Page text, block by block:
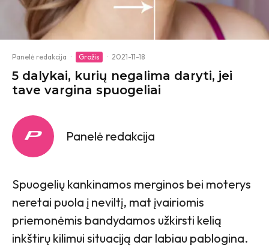
Panelė redakcija · Grožis · 2021-11-18
5 dalykai, kurių negalima daryti, jei
tave vargina spuogeliai
Panelė redakcija
Spuogelių kankinamos merginos bei moterys
neretai puola į neviltį, mat įvairiomis
priemonėmis bandydamos užkirsti kelią
inkštirų kilimui situaciją dar labiau pablogina.